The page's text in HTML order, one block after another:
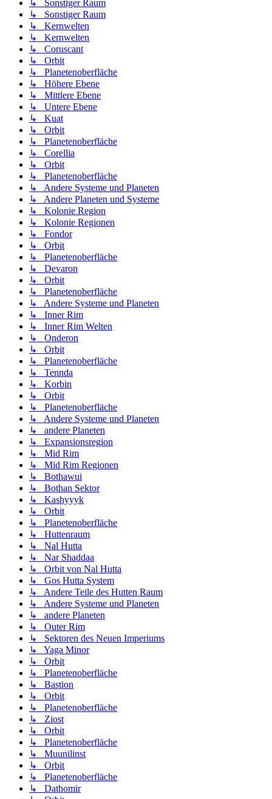
↳ Sonstiger Raum
↳ Sonstiger Raum
↳ Kernwelten
↳ Kernwelten
↳ Coruscant
↳ Orbit
↳ Planetenoberfläche
↳ Höhere Ebene
↳ Mittlere Ebene
↳ Untere Ebene
↳ Kuat
↳ Orbit
↳ Planetenoberfläche
↳ Corellia
↳ Orbit
↳ Planetenoberfläche
↳ Andere Systeme und Planeten
↳ Andere Planeten und Systeme
↳ Kolonie Region
↳ Kolonie Regionen
↳ Fondor
↳ Orbit
↳ Planetenoberfläche
↳ Devaron
↳ Orbit
↳ Planetenoberfläche
↳ Andere Systeme und Planeten
↳ Inner Rim
↳ Inner Rim Welten
↳ Onderon
↳ Orbit
↳ Planetenoberfläche
↳ Tennda
↳ Korbin
↳ Orbit
↳ Planetenoberfläche
↳ Andere Systeme und Planeten
↳ andere Planeten
↳ Expansionsregion
↳ Mid Rim
↳ Mid Rim Regionen
↳ Bothawui
↳ Bothan Sektor
↳ Kashyyyk
↳ Orbit
↳ Planetenoberfläche
↳ Huttenraum
↳ Nal Hutta
↳ Nar Shaddaa
↳ Orbit von Nal Hutta
↳ Gos Hutta System
↳ Andere Teile des Hutten Raum
↳ Andere Systeme und Planeten
↳ andere Planeten
↳ Outer Rim
↳ Sektoren des Neuen Imperiums
↳ Yaga Minor
↳ Orbit
↳ Planetenoberfläche
↳ Bastion
↳ Orbit
↳ Planetenoberfläche
↳ Ziost
↳ Orbit
↳ Planetenoberfläche
↳ Muunilinst
↳ Orbit
↳ Planetenoberfläche
↳ Dathomir